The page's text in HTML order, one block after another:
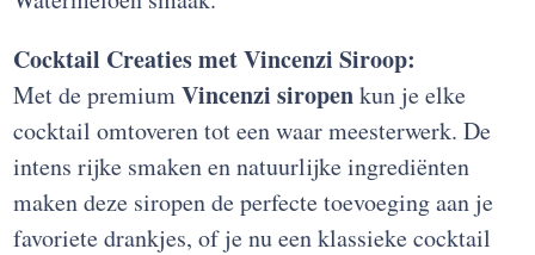
Cocktail Creaties met Vincenzi Siroop:
Met de premiumVincenzi siropenkun je elke
cocktail omtoveren tot een waar meesterwerk. De
intens rijke smaken en natuurlijke ingrediënten
maken deze siropen de perfecte toevoeging aan je
favoriete drankjes, of je nu een klassieke cocktail